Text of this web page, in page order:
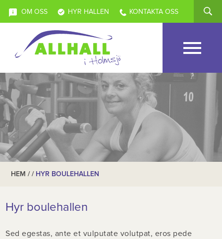
OM OSS HYR HALLEN KONTAKTA OSS
HEM / / HYR BOULEHALLEN
Hyr boulehallen
Sed egestas, ante et vulputate volutpat, eros pede